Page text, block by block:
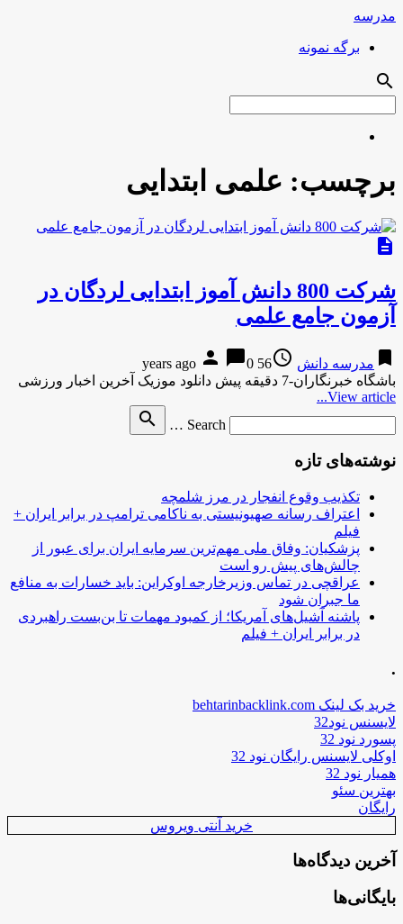
مدرسه
برگه نمونه
search
برچسب: علمی ابتدایی
description
شرکت 800 دانش آموز ابتدایی لردگان در
آزمون جامع علمی
bookmark مدرسه دانش access_time
56 years ago
person chat_bubble0
باشگاه خبرنگاران-7 دقیقه پیش دانلود موزیک آخرین اخبار ورزشی
View article...
Search …
search
نوشته‌های تازه
تکذیب وقوع انفجار در مرز شلمچه
اعتراف رسانه صهیونیستی به ناکامی ترامپ در برابر ایران +
فیلم
پزشکیان: وفاق ملی مهم‌ترین سرمایه ایران برای عبور از
چالش‌های پیش رو است
عراقچی در تماس وزیرخارجه اوکراین: باید خسارات به منافع
ما جبران شود
پاشنه آشیل‌های آمریکا؛ از کمبود مهمات تا بن‌بست راهبردی
در برابر ایران + فیلم
.
خرید بک لینک behtarinbacklink.com
لایسنس نود32
پسورد نود 32
اوکلی لایسنس رایگان نود 32
همیار نود 32
بهترین سئو
رایگان
خرید آنتی ویروس
آخرین دیدگاه‌ها
بایگانی‌ها